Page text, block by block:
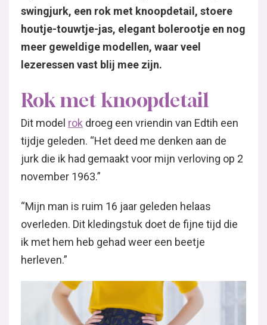
swingjurk, een rok met knoopdetail, stoere
houtje-touwtje-jas, elegant bolerootje en nog
meer geweldige modellen, waar veel
lezeressen vast blij mee zijn.
Rok met knoopdetail
Dit model rok droeg een vriendin van Edtih een
tijdje geleden. “Het deed me denken aan de
jurk die ik had gemaakt voor mijn verloving op 2
november 1963.”
“Mijn man is ruim 16 jaar geleden helaas
overleden. Dit kledingstuk doet de fijne tijd die
ik met hem heb gehad weer een beetje
herleven.”